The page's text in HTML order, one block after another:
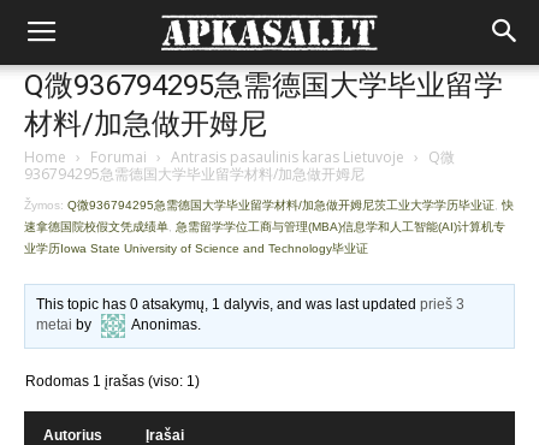
Q微936794295急需德国大学毕业留学
材料/加急做开姆尼
Home › Forumai › Antrasis pasaulinis karas Lietuvoje › Q微
936794295急需德国大学毕业留学材料/加急做开姆尼
Žymos: Q微936794295急需德国大学毕业留学材料/加急做开姆尼茨工业大学学历毕业证 快
速拿德国院校假文凭成绩单 急需留学学位工商与管理(MBA)信息学和人工智能(AI)计算机专
业学历Iowa State University of Science and Technology毕业证
This topic has 0 atsakymų, 1 dalyvis, and was last updatedprieš 3
metai by Anonimas.
Rodomas 1 įrašas (viso: 1)
Autorius Įrašai